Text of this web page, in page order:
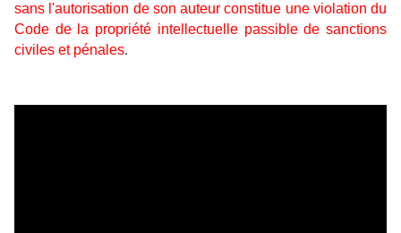
sans l'autorisation de son auteur constitue une violation du
Code de la propriété intellectuelle passible de sanctions
civiles et pénales.